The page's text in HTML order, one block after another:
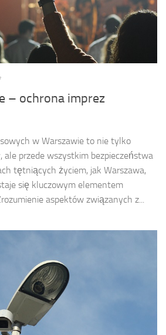
– ochrona imprez
w Warszawie to nie tylko
ale przede wszystkim bezpieczeństwa
tętniących życiem, jak Warszawa,
się kluczowym elementem
aspektów związanych z...